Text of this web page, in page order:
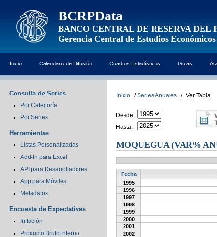
BCRPData
BANCO CENTRAL DE RESERVA DEL
Gerencia Central de Estudios Económicos
Inicio Calendario de Difusión Cuadros Estadísticos Guías
Consulta de Series
Por Categoría
Por Series
Herramientas
Listas Personalizadas
Add-In para Excel
API para Desarrolladores
App para Móviles
Metadatos
Encuesta de Expectativas
Inflación
Producto Bruto Interno
Inicio / Series Anuales / Ver Tabla
Desde:
Hasta:
MOQUEGUA (VAR%
Fecha
1995
1996
1997
1998
1999
2000
2001
2002